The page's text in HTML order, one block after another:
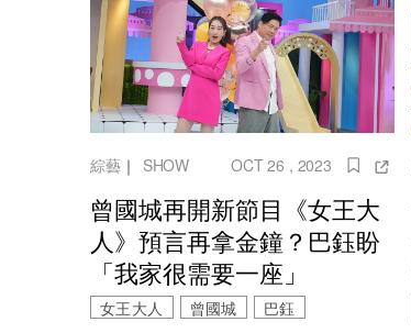
綜藝 ｜ SHOW OCT 26 , 2023
曾國城再開新節目《女王大
人》預言再拿金鐘？巴鈺盼
「我家很需要一座」
女王大人 曾國城 巴鈺